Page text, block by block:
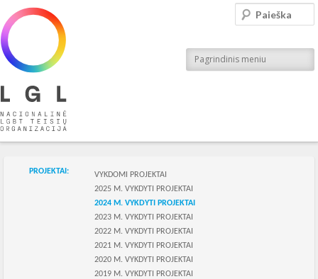
Nacionalinė LGBT teisių organizacija
Pagrindinis meniu
Paieška
Skilties meniu
PROJEKTAI:
VYKDOMI PROJEKTAI
2025 M. VYKDYTI PROJEKTAI
2024 M. VYKDYTI PROJEKTAI
2023 M. VYKDYTI PROJEKTAI
2022 M. VYKDYTI PROJEKTAI
2021 M. VYKDYTI PROJEKTAI
2020 M. VYKDYTI PROJEKTAI
2019 M. VYKDYTI PROJEKTAI